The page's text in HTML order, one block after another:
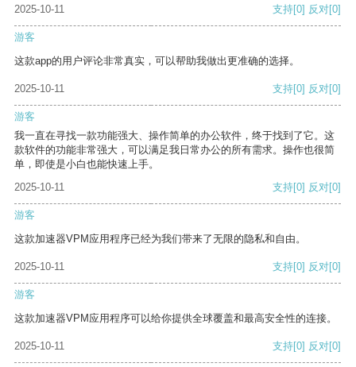
2025-10-11
支持[0] 反对[0]
游客
这款app的用户评论非常真实，可以帮助我做出更准确的选择。
2025-10-11 支持[0] 反对[0]
游客
我一直在寻找一款功能强大、操作简单的办公软件，终于找到了它。这
款软件的功能非常强大，可以满足我日常办公的所有需求。操作也很简
单，即使是小白也能快速上手。
2025-10-11
支持[0] 反对[0]
游客
这款加速器VPM应用程序已经为我们带来了无限的隐私和自由。
2025-10-11 支持[0] 反对[0]
游客
这款加速器VPM应用程序可以给你提供全球覆盖和最高安全性的连接。
2025-10-11 支持[0] 反对[0]